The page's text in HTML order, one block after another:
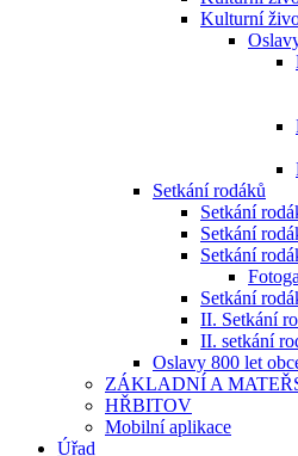
Kulturní
Setkání rodáků
Setkání
Setkání
Setkání
Setkání
II. Setkání
II. setkání
Oslavy 800 let
ZÁKLADNÍ A
HŘBITOV
Mobilní aplikace
Úřad